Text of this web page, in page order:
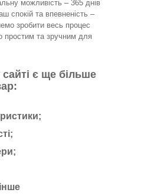
можливість – 365 днів
спокій та впевненість –
зробити весь процес
простим та зручним для
є ще більше